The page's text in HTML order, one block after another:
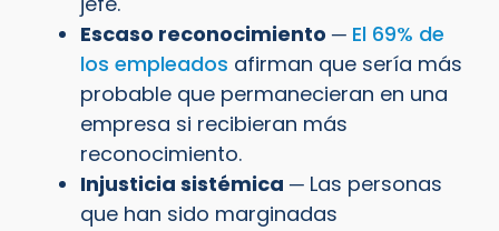
Escaso reconocimiento ─ El 69% de
los empleados afirman que sería más
probable que permanecieran en una
empresa si recibieran más
reconocimiento.
Injusticia sistémica ─ Las personas
que han sido marginadas